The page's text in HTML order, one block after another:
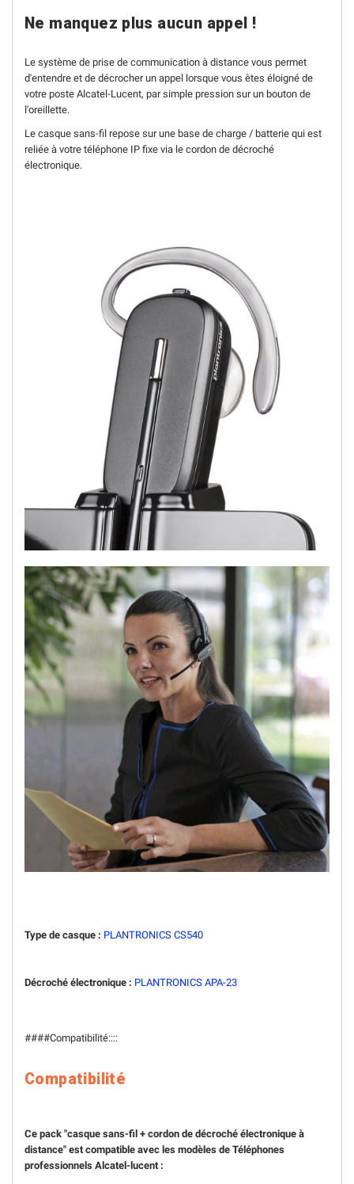
Ne manquez plus aucun appel !
Le système de prise de communication à distance vous permet
d'entendre et de décrocher un appel lorsque vous ètes éloigné de
votre poste Alcatel-Lucent, par simple pression sur un bouton de
l'oreillette.
Le casque sans-fil repose sur une base de charge / batterie qui est
reliée à votre téléphone IP fixe via le cordon de décroché
électronique.
Type de casque : PLANTRONICS CS540
Décroché électronique : PLANTRONICS APA-23
####Compatibilité::::
Compatibilité
Ce pack "casque sans-fil + cordon de décroché électronique à
distance" est compatible avec les modèles de Téléphones
professionnels Alcatel-lucent :